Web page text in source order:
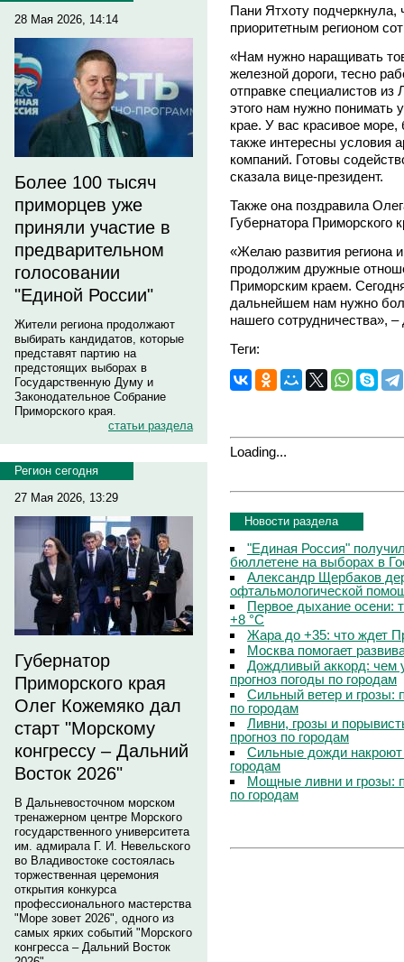
28 Мая 2026, 14:14
Более 100 тысяч
приморцев уже
приняли участие в
предварительном
голосовании
"Единой России"
Жители региона продолжают
выбирать кандидатов, которые
представят партию на
предстоящих выборах в
Государственную Думу и
Законодательное Собрание
Приморского края.
статьи раздела
Регион сегодня
27 Мая 2026, 13:29
Губернатор
Приморского края
Олег Кожемяко дал
старт "Морскому
конгрессу – Дальний
Восток 2026"
В Дальневосточном морском
тренажерном центре Морского
государственного университета
им. адмирала Г. И. Невельского
во Владивостоке состоялась
торжественная церемония
открытия конкурса
профессионального мастерства
"Море зовет 2026", одного из
самых ярких событий "Морского
конгресса – Дальний Восток
Пани Ятхоту подчеркнула,
приоритетным регионом
«Нам нужно наращивать
железной дороги, тесно
отправке специалистов
этого нам нужно понимать
крае. У вас красивое
также интересны условия
компаний. Готовы
сказала вице-президент.
Также она поздравила
Губернатора Приморского
«Желаю развития региона
продолжим дружные
Приморским краем.
дальнейшем нам нужно
нашего сотрудничества»,
Теги:
Loading...
Новости раздела
"Единая Россия"
бюллетене на выборах в
Александр Щербаков
офтальмологической
Первое дыхание осени:
+8 °C
Жара до +35: что ждет
Москва помогает
Дождливый аккорд: чем
прогноз погоды по городам
Сильный ветер и грозы:
по городам
Ливни, грозы и
прогноз по городам
Сильные дожди
городам
Мощные ливни и грозы:
по городам